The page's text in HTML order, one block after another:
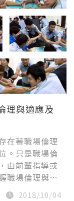
理與適應及
在著職場倫理
。只是職場倫
由前輩指導或
職場倫理與…
2018/10/04